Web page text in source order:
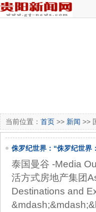
当前位置： 首页 >> 新闻 >>
侏罗纪世界：“侏罗纪世界
Asiatique The Riverfront
泰国曼谷 -Media
活方式房地产集团
Destinations and